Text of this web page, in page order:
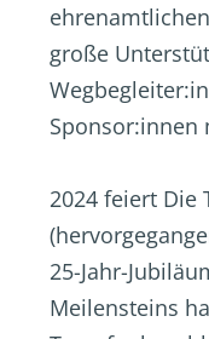
große
Sponsor:innen
2024 feiert Die
25-Jahr-
Meilensteins